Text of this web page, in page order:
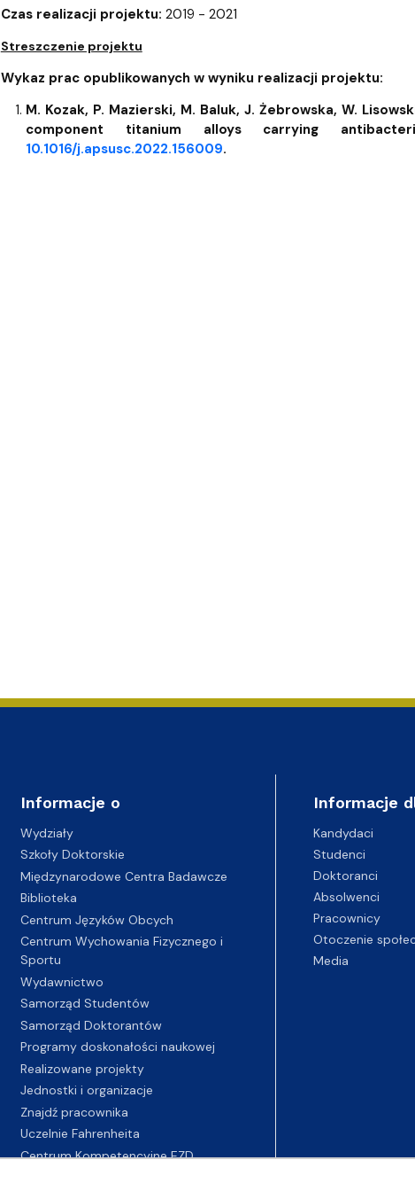
Czas realizacji projektu: 2019 - 2021
Streszczenie projektu
Wykaz prac opublikowanych w wyniku realizacji projektu:
M. Kozak, P. Mazierski, M. Baluk, J. Żebrowska, W.
component titanium alloys carrying
10.1016/j.apsusc.2022.156009.
Informacje o
Wydziały
Szkoły Doktorskie
Międzynarodowe Centra Badawcze
Biblioteka
Centrum Języków Obcych
Centrum Wychowania Fizycznego i
Sportu
Wydawnictwo
Samorząd Studentów
Samorząd Doktorantów
Programy doskonałości naukowej
Realizowane projekty
Jednostki i organizacje
Znajdź pracownika
Uczelnie Fahrenheita
Centrum Kompetencyjne EZD
Informacje
Kandydaci
Studenci
Doktoranci
Absolwenci
Pracownicy
Otoczenie
Media